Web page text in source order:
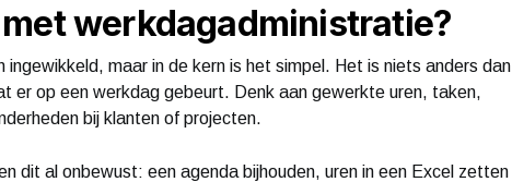
werkdagadministratie?
maar in de kern is het simpel. Het is niets anders dan
er op een werkdag gebeurt. Denk aan gewerkte uren, taken,
bij klanten of projecten.
dit al onbewust: een agenda bijhouden, uren in een Excel zetten